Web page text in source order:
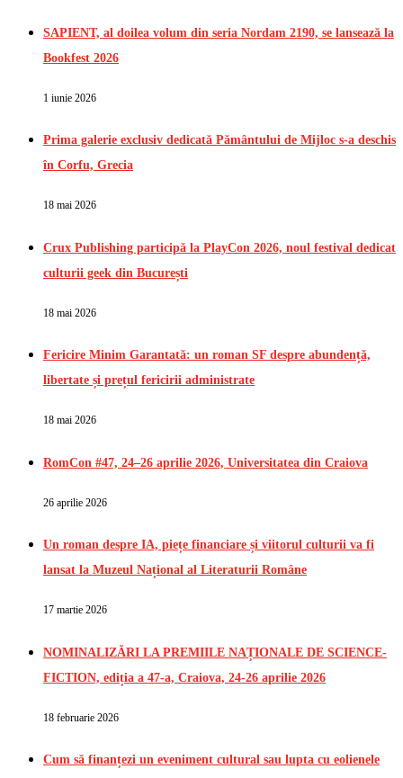
SAPIENT, al doilea volum din seria Nordam 2190, se lansează la
Bookfest 2026
1 iunie 2026
Prima galerie exclusiv dedicată Pământului de Mijloc s-a deschis
în Corfu, Grecia
18 mai 2026
Crux Publishing participă la PlayCon 2026, noul festival dedicat
culturii geek din București
18 mai 2026
Fericire Minim Garantată: un roman SF despre abundență,
libertate și prețul fericirii administrate
18 mai 2026
RomCon #47, 24–26 aprilie 2026, Universitatea din Craiova
26 aprilie 2026
Un roman despre IA, piețe financiare și viitorul culturii va fi
lansat la Muzeul Național al Literaturii Române
17 martie 2026
NOMINALIZĂRI LA PREMIILE NAȚIONALE DE SCIENCE-
FICTION, ediția a 47-a, Craiova, 24-26 aprilie 2026
18 februarie 2026
Cum să finanțezi un eveniment cultural sau lupta cu eolienele